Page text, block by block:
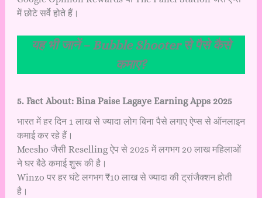
में छोटे सर्वे होते हैं।
यह भी जानें – Bubble Shooter से पैसे कैसे
कमाए?
5. Fact About: Bina Paise Lagaye Earning Apps 2025
भारत में हर दिन 1 लाख से ज्यादा लोग बिना पैसे लगाए ऐप्स से ऑनलाइन
कमाई कर रहे हैं।
Meesho जैसी Reselling ऐप से 2025 में लगभग 20 लाख महिलाओं
ने घर बैठे कमाई शुरू की है।
Winzo पर हर घंटे लगभग ₹10 लाख से ज्यादा की ट्रांजैक्शन होती
है।